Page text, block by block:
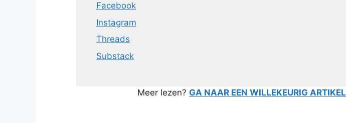
Facebook
Instagram
Threads
Substack
Meer lezen? GA NAAR EEN WILLEKEURIG ARTIKEL